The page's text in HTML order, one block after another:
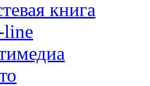
книга
line